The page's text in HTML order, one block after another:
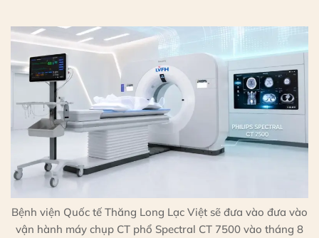
Bệnh viện Quốc tế Thăng Long Lạc Việt sẽ đưa vào đưa vào
vận hành máy chụp CT phổ Spectral CT 7500 vào tháng 8